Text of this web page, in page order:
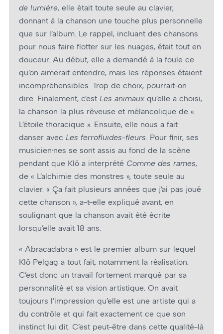
de lumière, elle était toute seule au clavier,
donnant à la chanson une touche plus personnelle
que sur l’album. Le rappel, incluant des chansons
pour nous faire flotter sur les nuages, était tout en
douceur. Au début, elle a demandé à la foule ce
qu’on aimerait entendre, mais les réponses étaient
incompréhensibles. Trop de choix, pourrait-on
dire. Finalement, c’est Les animaux qu’elle a choisi,
la chanson la plus rêveuse et mélancolique de «
L’étoile thoracique ». Ensuite, elle nous a fait
danser avec Les ferrofluides-fleurs. Pour finir, ses
musicien·nes se sont assis au fond de la scène
pendant que Klô a interprété Comme des rames,
de « L’alchimie des monstres », toute seule au
clavier. « Ça fait plusieurs années que j’ai pas joué
cette chanson », a-t-elle expliqué avant, en
soulignant que la chanson avait été écrite
lorsqu’elle avait 18 ans.
« Abracadabra » est le premier album sur lequel
Klô Pelgag a tout fait, notamment la réalisation.
C’est donc un travail fortement marqué par sa
personnalité et sa vision artistique. On avait
toujours l’impression qu’elle est une artiste qui a
du contrôle et qui fait exactement ce que son
instinct lui dit. C’est peut-être dans cette qualité-là